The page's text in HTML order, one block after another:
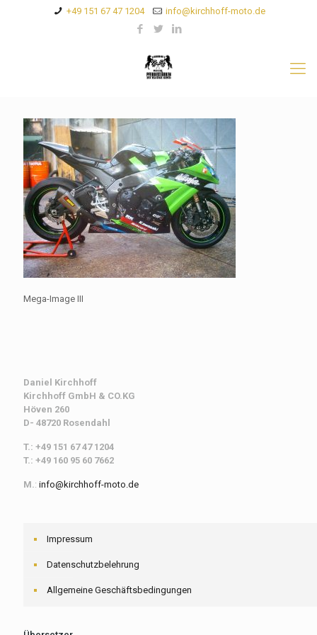
+49 151 67 47 1204 info@kirchhoff-moto.de
Mega-Image III
Daniel Kirchhoff
Kirchhoff GmbH & CO.KG
Höven 260
D- 48720 Rosendahl
T.: +49 151 67 47 1204
T.: +49 160 95 60 7662
M.: info@kirchhoff-moto.de
Impressum
Datenschutzbelehrung
Allgemeine Geschäftsbedingungen